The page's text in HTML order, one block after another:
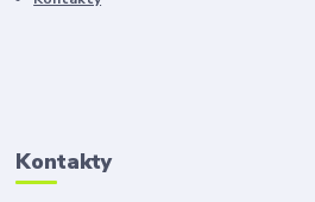
Kontakty